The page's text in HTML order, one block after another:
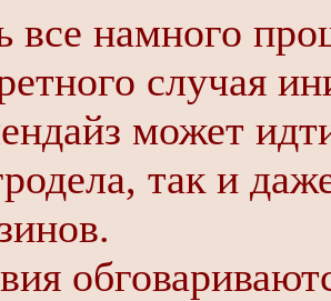
все намного
случая
может
так и